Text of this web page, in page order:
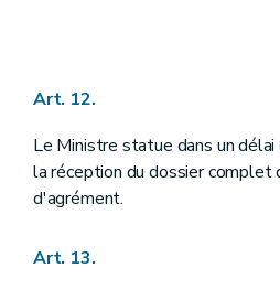
Art. 12.
Le Ministre statue dans un
la réception du dossier complet
d'agrément.
Art. 13.